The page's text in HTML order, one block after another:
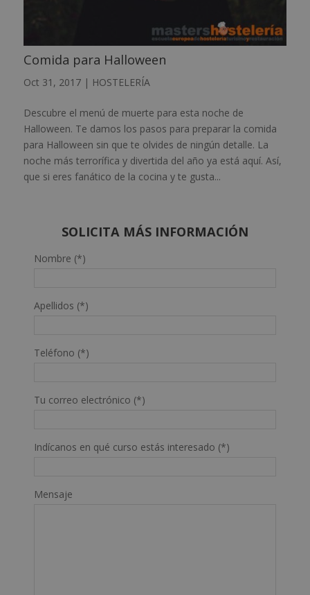
Comida para Halloween
Oct 31, 2017| HOSTELERÍA
Descubre el menú de muerte para esta noche de
Halloween. Te damos los pasos para preparar la comida
para Halloween sin que te olvides de ningún detalle. La
noche más terrorífica y divertida del año ya está aquí. Así,
que si eres fanático de la cocina y te gusta...
SOLICITA MÁS INFORMACIÓN
Nombre (*)
Apellidos (*)
Teléfono (*)
Tu correo electrónico (*)
Indícanos en qué curso estás interesado (*)
Mensaje